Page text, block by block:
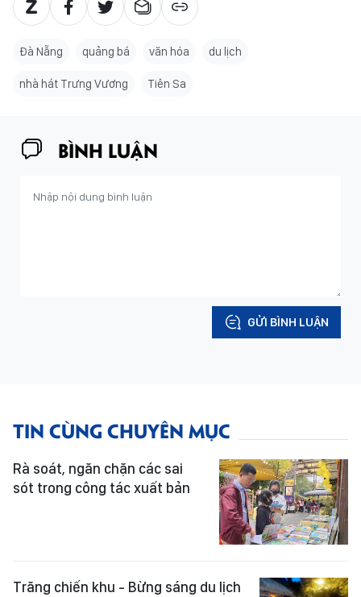
Đà Nẵng quảng bá văn hóa du lịch
nhà hát Trưng Vương Tiên Sa
BÌNH LUẬN
GỬI BÌNH LUẬN
TIN CÙNG CHUYÊN MỤC
Rà soát, ngăn chặn các sai
sót trong công tác xuất bản
Trăng chiến khu - Bừng sáng du lịch